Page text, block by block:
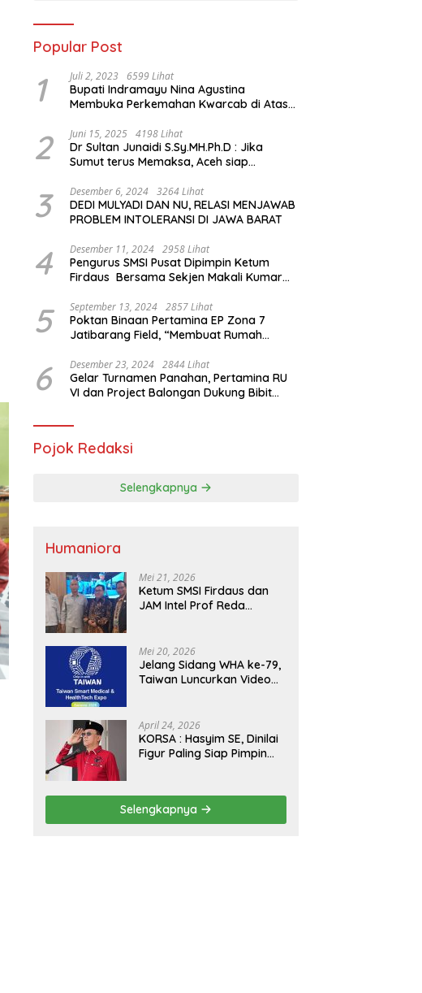
Popular Post
1 Juli 2, 2023 6599 Lihat
Bupati Indramayu Nina Agustina
Membuka Perkemahan Kwarcab di Atas
2 Juni 15, 2025 4198 Lihat
Dr Sultan Junaidi S.Sy.MH.Ph.D : Jika
Sumut terus Memaksa, Aceh siap
Internasional
3 Desember 6, 2024 3264 Lihat
DEDI MULYADI DAN NU, RELASI MENJAWAB
PROBLEM INTOLERANSI DI JAWA BARAT
4 Desember 11, 2024 2958 Lihat
Pengurus SMSI Pusat Dipimpin Ketum
Firdaus Bersama Sekjen Makali Kumar
Yusuf
5 September 13, 2024 2857 Lihat
Poktan Binaan Pertamina EP Zona 7
Jatibarang Field, “Membuat Rumah
Tikus
6 Desember 23, 2024 2844 Lihat
Gelar Turnamen Panahan, Pertamina RU
VI dan Project Balongan Dukung Bibit
Pojok Redaksi
Selengkapnya
Humaniora
Mei 21, 2026
Ketum SMSI Firdaus dan
JAM Intel Prof Reda
SMSI Sukseskan Jaga
Desa dan Jaga Dapur
MBG, Perkuat Pengawasan
Mei 20, 2026
Jelang Sidang WHA ke-79,
Taiwan Luncurkan Video
Inovasi Kesehatan Global
April 24, 2026
KORSA : Hasyim SE, Dinilai
Figur Paling Siap Pimpin
Selengkapnya